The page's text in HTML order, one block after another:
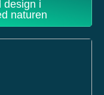
design i
naturen